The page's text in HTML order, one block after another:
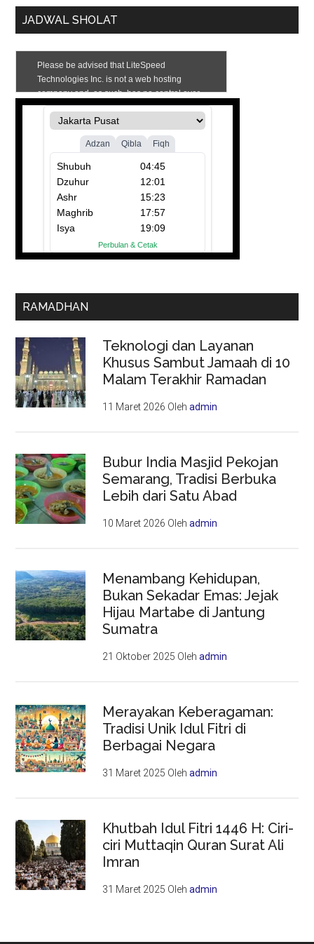
JADWAL SHOLAT
RAMADHAN
Teknologi dan Layanan
Khusus Sambut Jamaah di 10
Malam Terakhir Ramadan
11 Maret 2026 Olehadmin
Bubur India Masjid Pekojan
Semarang, Tradisi Berbuka
Lebih dari Satu Abad
10 Maret 2026 Olehadmin
Menambang Kehidupan,
Bukan Sekadar Emas: Jejak
Hijau Martabe di Jantung
Sumatra
21 Oktober 2025 Olehadmin
Merayakan Keberagaman:
Tradisi Unik Idul Fitri di
Berbagai Negara
31 Maret 2025 Olehadmin
Khutbah Idul Fitri 1446 H: Ciri-
ciri Muttaqin Quran Surat Ali
Imran
31 Maret 2025 Olehadmin